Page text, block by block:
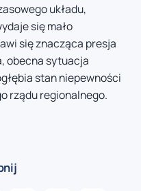
układu,
się mało
się znacząca presja
obecna sytuacja
stan niepewności
rządu regionalnego.